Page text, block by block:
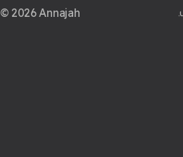
© 2026 Annajah